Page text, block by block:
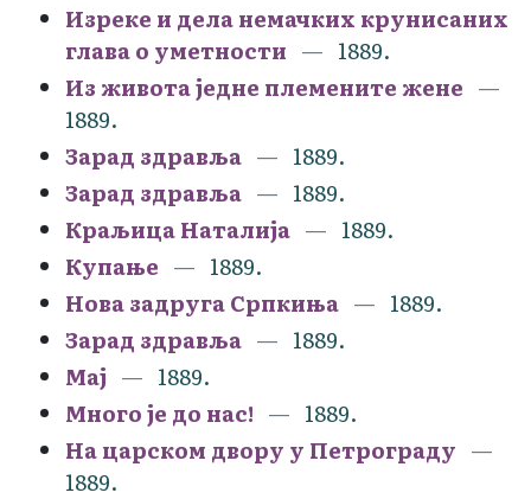
Изреке и дела немачких крунисаних
глава о уметности
1889.
Из живота једне племените жене
1889.
Зарад здравља
1889.
Зарад здравља
1889.
Краљица Наталија
1889.
Купање
1889.
Нова задруга Српкиња
1889.
Зарад здравља
1889.
Мај
1889.
Много је до нас!
1889.
На царском двору у Петрограду
1889.